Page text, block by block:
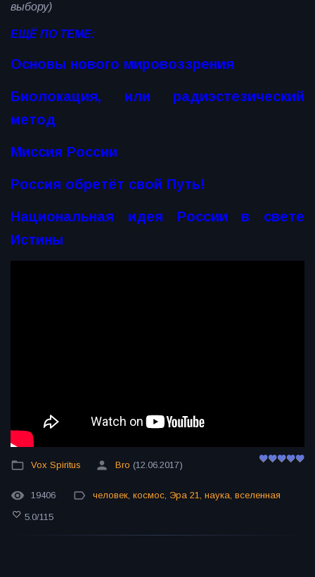
выбору)
ЕЩЁ ПО ТЕМЕ:
Основы нового мировоззрения
Биолокация, или радиэстезический
метод
Миссия России
Россия обретёт свой Путь!
Национальная идея России в свете
Истины
Vox Spiritus Bro (12.06.2017)
19406 человек, космос, Эра 21, наука, вселенная
5.0/115